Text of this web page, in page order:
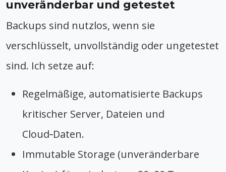
unveränderbar und getestet
Backups sind nutzlos, wenn sie
verschlüsselt, unvollständig oder ungetestet
sind. Ich setze auf:
Regelmäßige, automatisierte Backups
kritischer Server, Dateien und
Cloud‑Daten.
Immutable Storage (unveränderbare